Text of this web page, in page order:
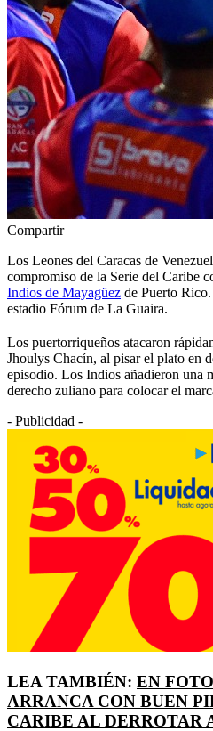
Compartir
Los Leones del Caracas de
compromiso de la Serie del Caribe
Indios de Mayagüez de Puerto
estadio Fórum de La Guaira.
Los puertorriqueños atacaron
Jhoulys Chacín, al pisar el plato en
episodio. Los Indios añadieron una
derecho zuliano para colocar el
- Publicidad -
LEA TAMBIÉN: EN
ARRANCA CON BUEN
CARIBE AL DERROTAR